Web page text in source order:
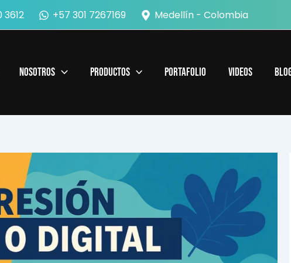
+57 301 7267169 Medellín - Colombia
Nosotros Productos Portafolio Videos